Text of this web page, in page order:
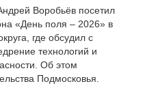
Воробьёв посетил
«День поля – 2026» в
где обсудил с
технологий и
Об этом
Подмосковья.